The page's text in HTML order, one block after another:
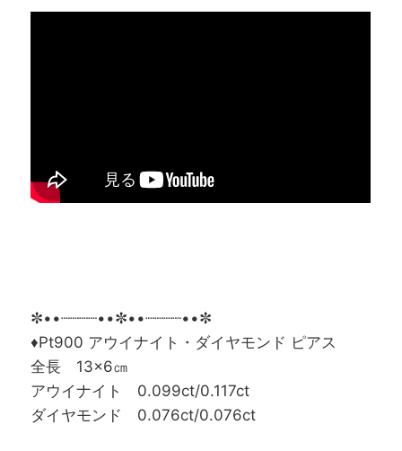
✼••┈┈┈┈••✼••┈┈┈┈••✼
♦Pt900 アウイナイト・ダイヤモンド ピアス
全長 13×6㎝
アウイナイト 0.099ct/0.117ct
ダイヤモンド 0.076ct/0.076ct